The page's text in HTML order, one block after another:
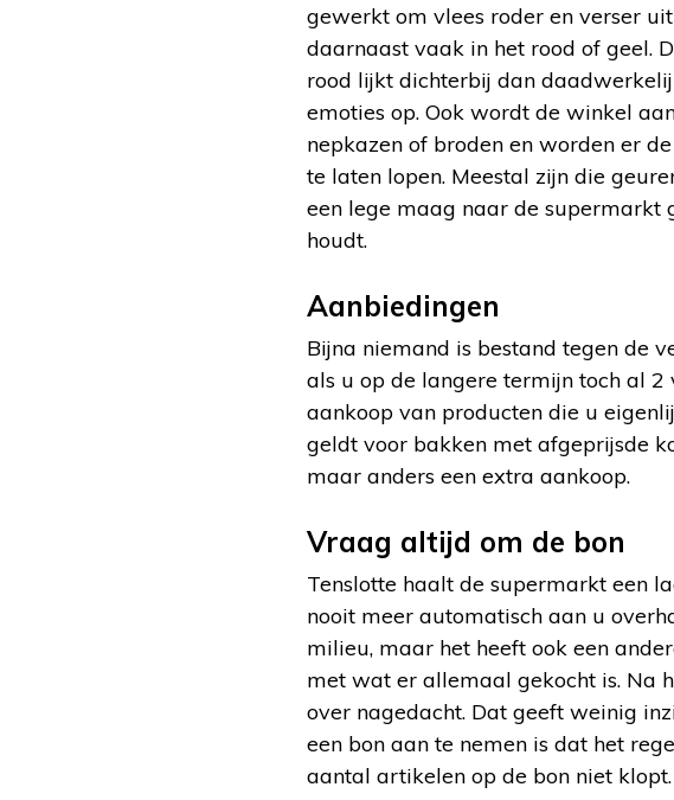
gewerkt om vlees roder en verser
daarnaast vaak in het rood of geel.
rood lijkt dichterbij dan
emoties op. Ook wordt de winkel
nepkazen of broden en worden er
te laten lopen. Meestal zijn die
een lege maag naar de supermarkt
houdt.
Aanbiedingen
Bijna niemand is bestand tegen de
als u op de langere termijn toch al
aankoop van producten die u
geldt voor bakken met afgeprijsde
maar anders een extra aankoop.
Vraag altijd om de bon
Tenslotte haalt de supermarkt een
nooit meer automatisch aan u
milieu, maar het heeft ook een
met wat er allemaal gekocht is. Na
over nagedacht. Dat geeft weinig
een bon aan te nemen is dat het
aantal artikelen op de bon niet